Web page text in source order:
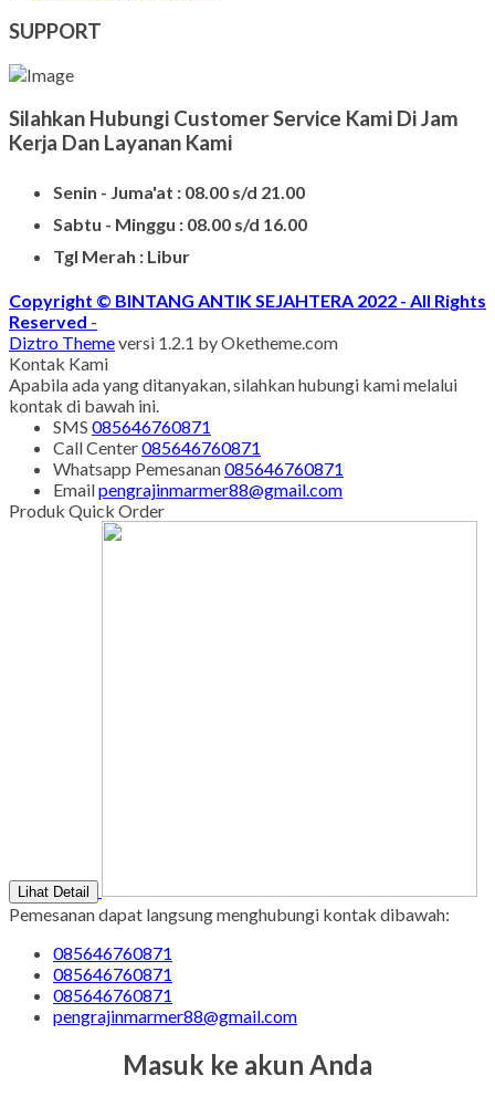
SUPPORT
Silahkan Hubungi Customer Service Kami Di Jam
Kerja Dan Layanan Kami
Senin - Juma'at : 08.00 s/d 21.00
Sabtu - Minggu : 08.00 s/d 16.00
Tgl Merah : Libur
Copyright © BINTANG ANTIK SEJAHTERA 2022 - All Rights
Reserved -
Diztro Themeversi 1.2.1 by Oketheme.com
Kontak Kami
Apabila ada yang ditanyakan, silahkan hubungi kami melalui
kontak di bawah ini.
SMS 085646760871
Call Center085646760871
Whatsapp Pemesanan085646760871
Emailpengrajinmarmer88@gmail.com
Produk Quick Order
Lihat Detail
Pemesanan dapat langsung menghubungi kontak dibawah:
085646760871
085646760871
085646760871
pengrajinmarmer88@gmail.com
Masuk ke akun Anda